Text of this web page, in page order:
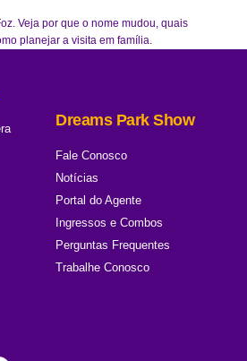
Veja por que o nome mudou, quais
planejar a visita em família.
Dreams Park Show
Fale Conosco
Notícias
Portal do Agente
Ingressos e Combos
Perguntas Frequentes
Trabalhe Conosco